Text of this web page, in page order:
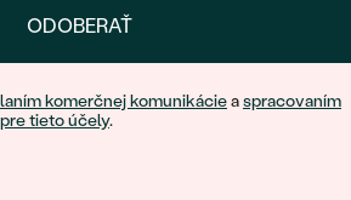
ODOBERAŤ
komerčnej komunikácieaspracovaním
tieto účely.